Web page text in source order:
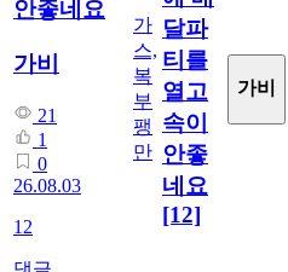
안좋네요
가비
21
1
0
26.08.03
12
가
스,
복
부
팽
만
달파
티를
열고
속이
안좋
네요
[12]
가비